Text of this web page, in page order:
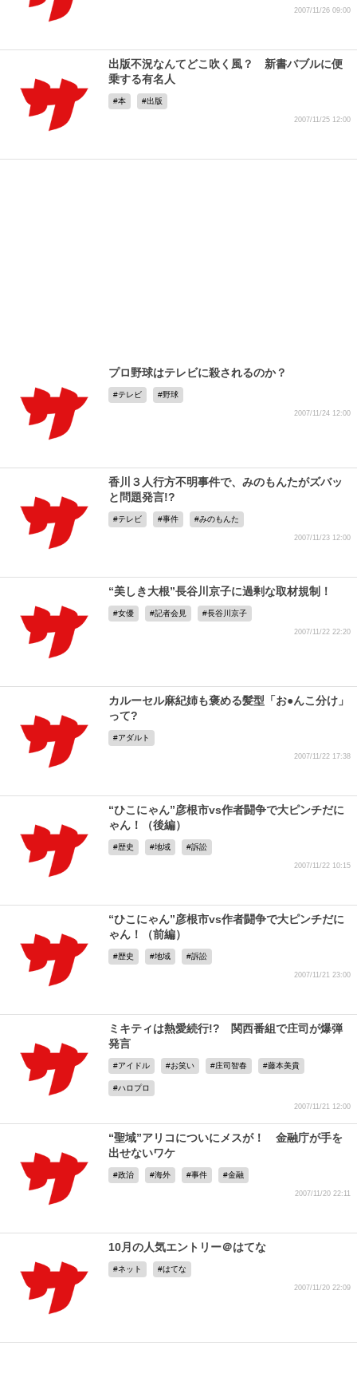
2007/11/26 09:00
出版不況なんてどこ吹く風？ 新書バブルに便
乗する有名人
本 出版
2007/11/25 12:00
プロ野球はテレビに殺されるのか？
テレビ 野球
2007/11/24 12:00
香川３人行方不明事件で、みのもんたがズバッ
と問題発言!?
テレビ 事件 みのもんた
2007/11/23 12:00
“美しき大根”長谷川京子に過剰な取材規制！
女優 記者会見 長谷川京子
2007/11/22 22:20
カルーセル麻紀姉も褒める髪型「お●んこ分け」
って?
アダルト
2007/11/22 17:38
“ひこにゃん”彦根市vs作者闘争で大ピンチだに
ゃん！（後編）
歴史 地域 訴訟
2007/11/22 10:15
“ひこにゃん”彦根市vs作者闘争で大ピンチだに
ゃん！（前編）
歴史 地域 訴訟
2007/11/21 23:00
ミキティは熱愛続行!? 関西番組で庄司が爆弾
発言
アイドル お笑い 庄司智春 藤本美貴
ハロプロ
2007/11/21 12:00
“聖域”アリコについにメスが！ 金融庁が手を
出せないワケ
政治 海外 事件 金融
2007/11/20 22:11
10月の人気エントリー＠はてな
ネット はてな
2007/11/20 22:09